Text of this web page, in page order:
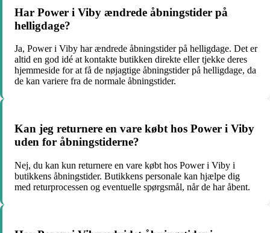
Har Power i Viby ændrede åbningstider på
helligdage?
Ja, Power i Viby har ændrede åbningstider på helligdage. Det er
altid en god idé at kontakte butikken direkte eller tjekke deres
hjemmeside for at få de nøjagtige åbningstider på helligdage, da
de kan variere fra de normale åbningstider.
Kan jeg returnere en vare købt hos Power i Viby
uden for åbningstiderne?
Nej, du kan kun returnere en vare købt hos Power i Viby i
butikkens åbningstider. Butikkens personale kan hjælpe dig
med returprocessen og eventuelle spørgsmål, når de har åbent.